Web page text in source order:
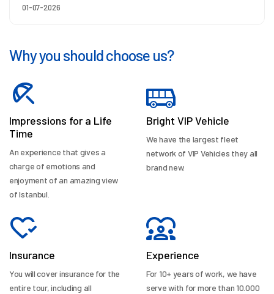
01-07-2026
Why you should choose us?
Impressions for a Life
Time
An experience that gives a
charge of emotions and
enjoyment of an amazing view
of Istanbul.
Bright VIP Vehicle
We have the largest fleet
network of VIP Vehicles they all
brand new.
Insurance
You will cover insurance for the
entire tour, including all
Experience
For 10+ years of work, we have
serve with for more than 10.000